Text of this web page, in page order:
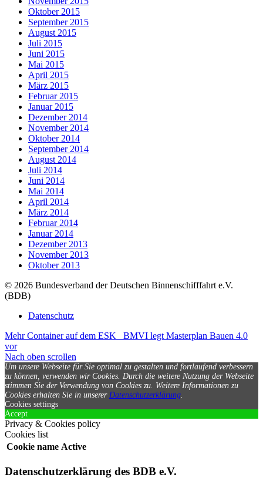
Oktober 2015
September 2015
August 2015
Juli 2015
Juni 2015
Mai 2015
April 2015
März 2015
Februar 2015
Januar 2015
Dezember 2014
November 2014
Oktober 2014
September 2014
August 2014
Juli 2014
Juni 2014
Mai 2014
April 2014
März 2014
Februar 2014
Januar 2014
Dezember 2013
November 2013
Oktober 2013
© 2026 Bundesverband der Deutschen Binnenschifffahrt e.V.
(BDB)
Datenschutz
Mehr Container auf dem ESK
BMVI legt Masterplan Bauen 4.0
vor
Nach oben scrollen
Um unsere Webseite für Sie optimal zu gestalten und fortlaufend verbessern
zu können, verwenden wir Cookies. Durch die weitere Nutzung der Webseite
stimmen Sie der Verwendung von Cookies zu. Weitere Informationen zu
Cookies erhalten Sie in unserer Datenschutzerklärung.
Cookies settings
Accept
Privacy & Cookies policy
Cookies list
Cookie name Active
Datenschutzerklärung des BDB e.V.